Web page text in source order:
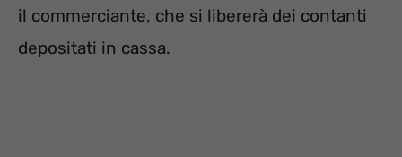
il commerciante, che si libererà dei contanti
depositati in cassa.